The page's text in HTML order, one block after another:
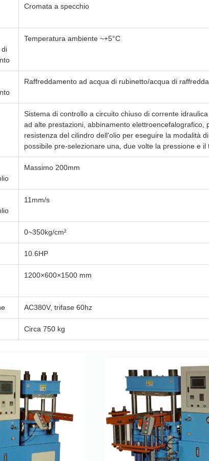
Cromata a specchio
di
Temperatura ambiente ~+5°C
Raffreddamento ad acqua di rubinetto/acqua di
Sistema di controllo a circuito chiuso di corrente
ad alte prestazioni, abbinamento elettroencefalografico,
resistenza del cilindro dell'olio per eseguire la modalità
possibile pre-selezionare una, due volte la pressione e il
Massimo 200mm
11mm/s
0~350kg/cm²
10.6HP
1200×600×1500 mm
AC380V, trifase 60hz
Circa 750 kg